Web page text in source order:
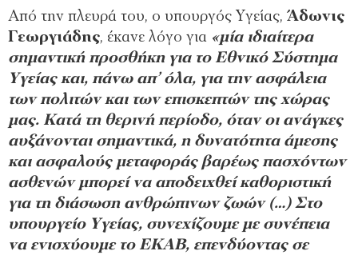
Από την πλευρά του, ο υπουργός Υγείας, Άδωνις
Γεωργιάδης, έκανε λόγο για «μία ιδιαίτερα
σημαντική προσθήκη για το Εθνικό Σύστημα
Υγείας και, πάνω απ’ όλα, για την ασφάλεια
των πολιτών και των επισκεπτών της χώρας
μας. Κατά τη θερινή περίοδο, όταν οι ανάγκες
αυξάνονται σημαντικά, η δυνατότητα άμεσης
και ασφαλούς μεταφοράς βαρέως πασχόντων
ασθενών μπορεί να αποδειχθεί καθοριστική
για τη διάσωση ανθρώπινων ζωών (…) Στο
υπουργείο Υγείας, συνεχίζουμε με συνέπεια
να ενισχύουμε το ΕΚΑΒ, επενδύοντας σε